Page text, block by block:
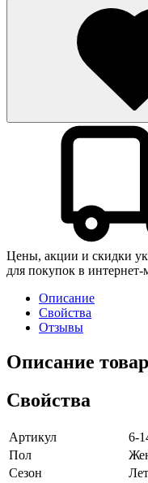
Цены, акции и скидки
для покупок в интернет-
Описание
Свойства
Отзывы
Описание
Свойства
Артикул
6-
Пол
Сезон